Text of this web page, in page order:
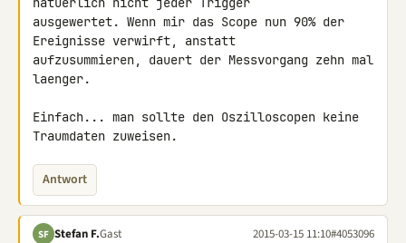
ausgewertet. Wenn mir das Scope nun 90% der
Ereignisse verwirft, anstatt
aufzusummieren, dauert der Messvorgang zehn mal
laenger.
Einfach... man sollte den Oszilloscopen keine
Traumdaten zuweisen.
Antwort
SF Stefan F.Gast 2015-03-15 11:10#4053096